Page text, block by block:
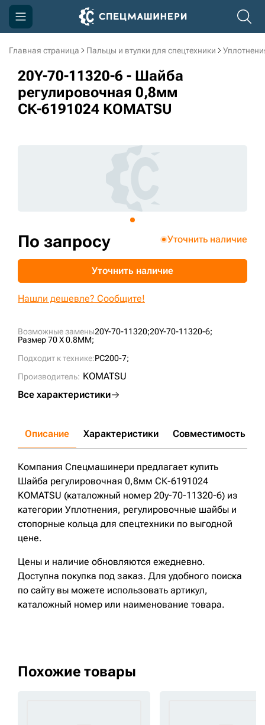
Главная страница Пальцы и втулки для спецтехники
20Y-70-11320-6 - Шайба
регулировочная 0,8мм
СК-6191024 KOMATSU
Возможные замены20Y-70-11320;20Y-70-11320-6;
Размер 70 X 0.8MM;
Подходит к технике:PC200-7;
Производитель: KOMATSU
Все характеристики
По запросу Уточнить наличие
Уточнить наличие
Нашли дешевле? Сообщите!
Описание Характеристики Совместимость
Компания Спецмашинери предлагает купить
Шайба регулировочная 0,8мм СК-6191024
KOMATSU (каталожный номер 20y-70-11320-6) из
категории Уплотнения, регулировочные шайбы и
стопорные кольца для спецтехники по выгодной
цене.
Цены и наличие обновляются ежедневно.
Доступна покупка под заказ. Для удобного поиска
по сайту вы можете использовать артикул,
каталожный номер или наименование товара.
Похожие товары
Компания
Акции
Доставка и оплата
sksale@skdst.ru
+7 (499) 394-50-93